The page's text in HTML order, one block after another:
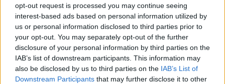
opt-out request is processed you may continue seeing
interest-based ads based on personal information utilized by
us or personal information disclosed to third parties prior to
your opt-out. You may separately opt-out of the further
disclosure of your personal information by third parties on the
IAB’s list of downstream participants. This information may
also be disclosed by us to third parties on the IAB’s List of
Downstream Participants that may further disclose it to other
bányatechnológia monumentalitását lehet érzékeltetni. A
teherfelvonó tornyának csúcsán kilátó kap helyet. Az
épületegyüttesbenSzabotázs a bányaüzemben
elnevezéssel szabadulószobát is létrehoznak. A
monumentális bányagépek szabadtéren tekinthetők meg,
egyes berendezéseket be is lehet indítani.